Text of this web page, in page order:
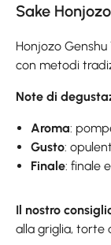
Sake
Honjozo
con metodi
Note di
Aroma:
Gusto:
Finale: finale
Il nostro
alla griglia, torte